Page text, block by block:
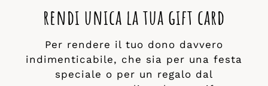
rendi unica la tua gift card
Per rendere il tuo dono davvero
indimenticabile, che sia per una festa
speciale o per un regalo dal